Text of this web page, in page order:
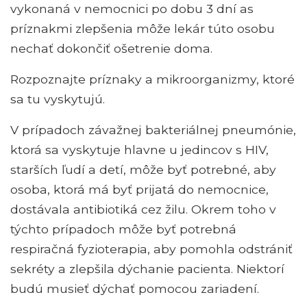
vykonaná v nemocnici po dobu 3 dní as
príznakmi zlepšenia môže lekár túto osobu
nechať dokončiť ošetrenie doma.
Rozpoznajte príznaky a mikroorganizmy, ktoré
sa tu vyskytujú.
V prípadoch závažnej bakteriálnej pneumónie,
ktorá sa vyskytuje hlavne u jedincov s HIV,
starších ľudí a detí, môže byť potrebné, aby
osoba, ktorá má byť prijatá do nemocnice,
dostávala antibiotiká cez žilu. Okrem toho v
týchto prípadoch môže byť potrebná
respiračná fyzioterapia, aby pomohla odstrániť
sekréty a zlepšila dýchanie pacienta. Niektorí
budú musieť dýchať pomocou zariadení.